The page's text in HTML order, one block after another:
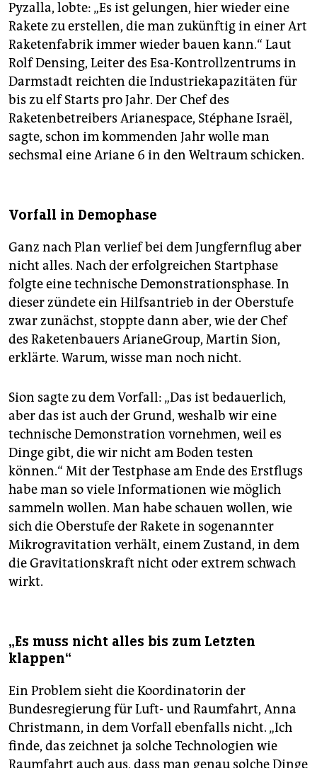
Pyzalla, lobte: „Es ist gelungen, hier wieder eine
Rakete zu erstellen, die man zukünftig in einer Art
Raketenfabrik immer wieder bauen kann.“ Laut
Rolf Densing, Leiter des Esa-Kontrollzentrums in
Darmstadt reichten die Industriekapazitäten für
bis zu elf Starts pro Jahr. Der Chef des
Raketenbetreibers Arianespace, Stéphane Israël,
sagte, schon im kommenden Jahr wolle man
sechsmal eine Ariane 6 in den Weltraum schicken.
Vorfall in Demophase
Ganz nach Plan verlief bei dem Jungfernflug aber
nicht alles. Nach der erfolgreichen Startphase
folgte eine technische Demonstrationsphase. In
dieser zündete ein Hilfsantrieb in der Oberstufe
zwar zunächst, stoppte dann aber, wie der Chef
des Raketenbauers ArianeGroup, Martin Sion,
erklärte. Warum, wisse man noch nicht.
Sion sagte zu dem Vorfall: „Das ist bedauerlich,
aber das ist auch der Grund, weshalb wir eine
technische Demonstration vornehmen, weil es
Dinge gibt, die wir nicht am Boden testen
können.“ Mit der Testphase am Ende des Erstflugs
habe man so viele Informationen wie möglich
sammeln wollen. Man habe schauen wollen, wie
sich die Oberstufe der Rakete in sogenannter
Mikrogravitation verhält, einem Zustand, in dem
die Gravitationskraft nicht oder extrem schwach
wirkt.
„Es muss nicht alles bis zum Letzten
klappen“
Ein Problem sieht die Koordinatorin der
Bundesregierung für Luft- und Raumfahrt, Anna
Christmann, in dem Vorfall ebenfalls nicht. „Ich
finde, das zeichnet ja solche Technologien wie
Raumfahrt auch aus, dass man genau solche Dinge